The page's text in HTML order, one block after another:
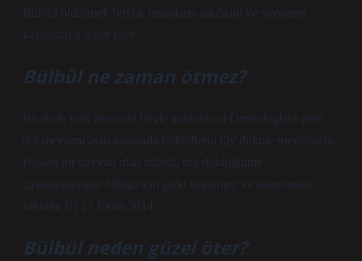
Bülbül öldürmek büyük insanların takdirini ve saygısını
kazanmaya işaret eder.
Bülbül ne zaman ötmez?
Bu ifade halk arasında böyle anlatılıyor! Ornitologlara göre
dut mevsimi aynı zamanda bülbüllerin tüy dökme mevsimidir.
Hassas bir hayvan olan bülbül, tüy döktüğünde
çirkinleşeceğini bildiği için şarkı söylemez ve utancından
saklanır (!) 27 Ekim 2014
Bülbül neden güzel öter?